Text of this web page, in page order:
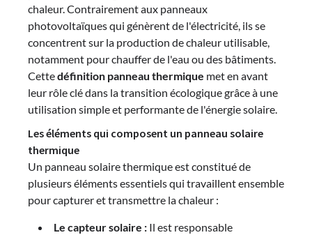
chaleur. Contrairement aux panneaux
photovoltaïques qui génèrent de l'électricité, ils se
concentrent sur la production de chaleur utilisable,
notamment pour chauffer de l'eau ou des bâtiments.
Cettedéfinition panneau thermique met en avant
leur rôle clé dans la transition écologique grâce à une
utilisation simple et performante de l'énergie solaire.
Les éléments qui composent un panneau solaire
thermique
Un panneau solaire thermique est constitué de
plusieurs éléments essentiels qui travaillent ensemble
pour capturer et transmettre la chaleur :
Le capteur solaire : Il est responsable